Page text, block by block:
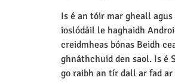
Is é an tóir mar gheall
íoslódáil le haghaidh
creidmheas bónas Beidh
ghnáthchuid den saol. Is é
go raibh an tír dall ar fad ar